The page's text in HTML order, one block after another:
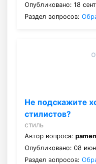
Опубликовано: 18
Раздел вопросов:
Не подскажите
стилистов?
стиль
Автор вопроса:
Опубликовано: 08
Раздел вопросов: